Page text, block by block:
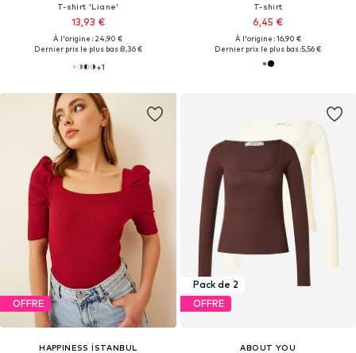
T-shirt 'Liane'
13,93 €
À l'origine : 24,90 €
Dernier prix le plus bas :8,36 €
+1
T-shirt
6,45 €
À l'origine : 16,90 €
Dernier prix le plus bas :5,56 €
OFFRE
HAPPINESS İSTANBUL
Pack de 2
OFFRE
ABOUT YOU